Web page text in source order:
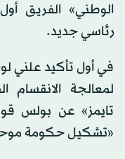
الوطني» الفريق
رئاسي جديد.
في أول تأكيد علني
لمعالجة الانقسام
تايمز» عن بولس
«تشكيل حكومة